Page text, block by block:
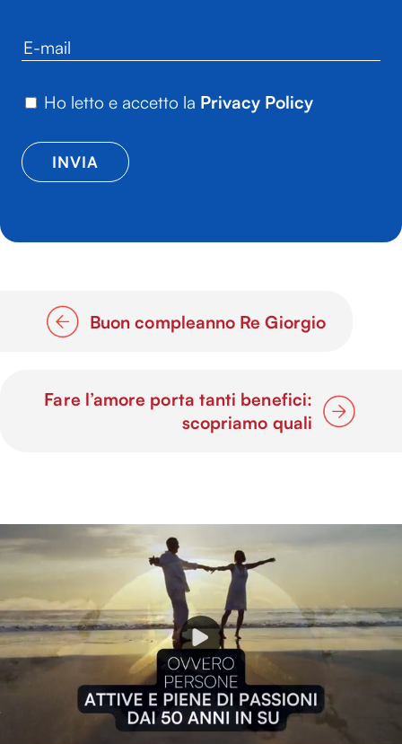
Ho letto e accetto la Privacy Policy
Buon compleanno Re Giorgio
Fare l’amore porta tanti benefici:
scopriamo quali
P